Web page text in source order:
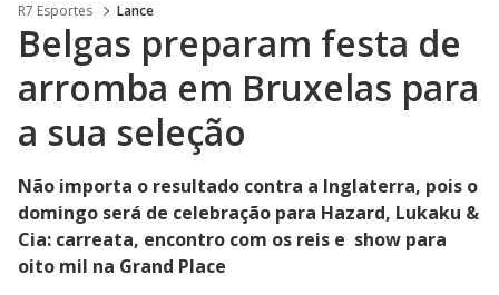
R7 Esportes Lance
Belgas preparam festa de
arromba em Bruxelas para
a sua seleção
Não importa o resultado contra a Inglaterra, pois o
domingo será de celebração para Hazard, Lukaku &
Cia: carreata, encontro com os reis e show para
oito mil na Grand Place